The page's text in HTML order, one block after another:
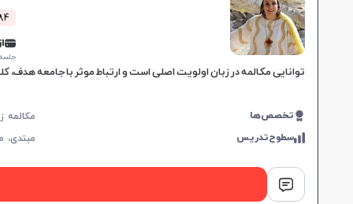
1384
از
جلسه ۱
توانایی مکالمه در زبان اولویت اصلی است و ارتباط موثر با جامعه هدف،
تخصص‌ها
سطوح‌تدریس مبتدی،